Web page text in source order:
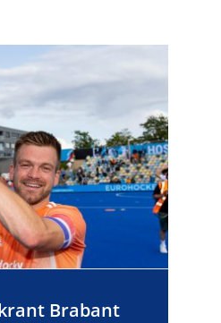
Brabant